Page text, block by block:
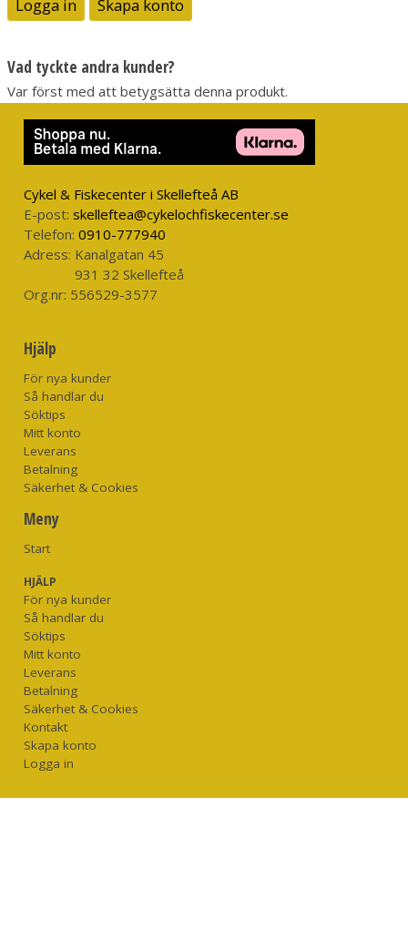
Logga in Skapa konto
Vad tyckte andra kunder?
Var först med att betygsätta denna produkt.
Cykel & Fiskecenter i Skellefteå AB
E-post: skelleftea@cykelochfiskecenter.se
Telefon: 0910-777940
Adress: Kanalgatan 45
931 32 Skellefteå
Org.nr: 556529-3577
Hjälp
För nya kunder
Så handlar du
Söktips
Mitt konto
Leverans
Betalning
Säkerhet & Cookies
Meny
Start
HJÄLP
För nya kunder
Så handlar du
Söktips
Mitt konto
Leverans
Betalning
Säkerhet & Cookies
Kontakt
Skapa konto
Logga in